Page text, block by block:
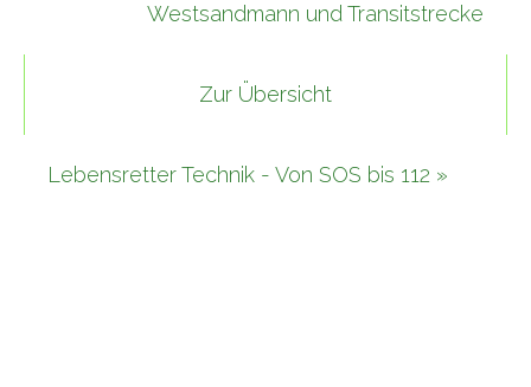
Westsandmann und Transitstrecke
Zur Übersicht
Lebensretter Technik - Von SOS bis 112 »